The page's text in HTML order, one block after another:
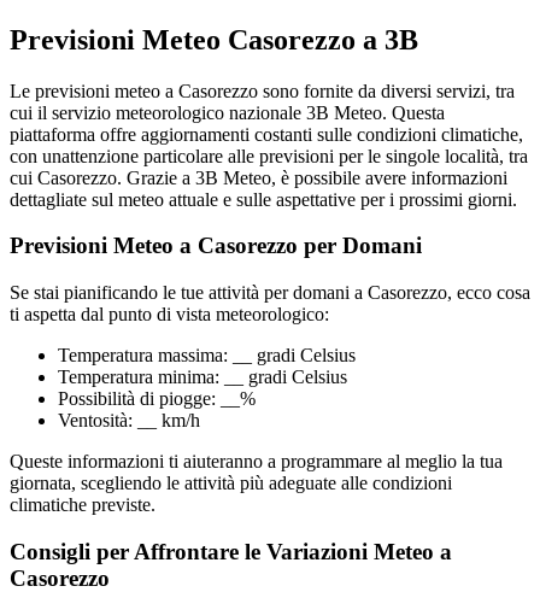
Previsioni Meteo Casorezzo a 3B
Le previsioni meteo a Casorezzo sono fornite da diversi servizi, tra
cui il servizio meteorologico nazionale 3B Meteo. Questa
piattaforma offre aggiornamenti costanti sulle condizioni climatiche,
con unattenzione particolare alle previsioni per le singole località, tra
cui Casorezzo. Grazie a 3B Meteo, è possibile avere informazioni
dettagliate sul meteo attuale e sulle aspettative per i prossimi giorni.
Previsioni Meteo a Casorezzo per Domani
Se stai pianificando le tue attività per domani a Casorezzo, ecco cosa
ti aspetta dal punto di vista meteorologico:
Temperatura massima: __ gradi Celsius
Temperatura minima: __ gradi Celsius
Possibilità di piogge: __%
Ventosità: __ km/h
Queste informazioni ti aiuteranno a programmare al meglio la tua
giornata, scegliendo le attività più adeguate alle condizioni
climatiche previste.
Consigli per Affrontare le Variazioni Meteo a
Casorezzo